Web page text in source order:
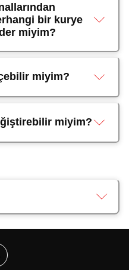
bir kurye
miyim?
miyim?
miyim?